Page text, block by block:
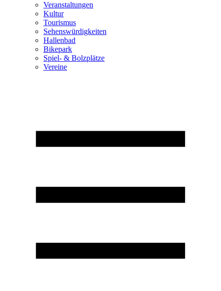
Veranstaltungen
Kultur
Tourismus
Sehenswürdigkeiten
Hallenbad
Bikepark
Spiel- & Bolzplätze
Vereine